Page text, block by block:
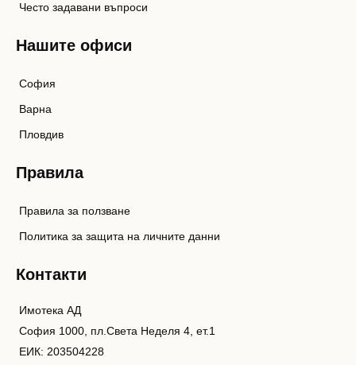
Често задавани въпроси
Нашите офиси
София
Варна
Пловдив
Правила
Правила за ползване
Политика за защита на личните данни
Контакти
Имотека АД
София 1000, пл.Света Неделя 4, ет.1
ЕИК: 203504228